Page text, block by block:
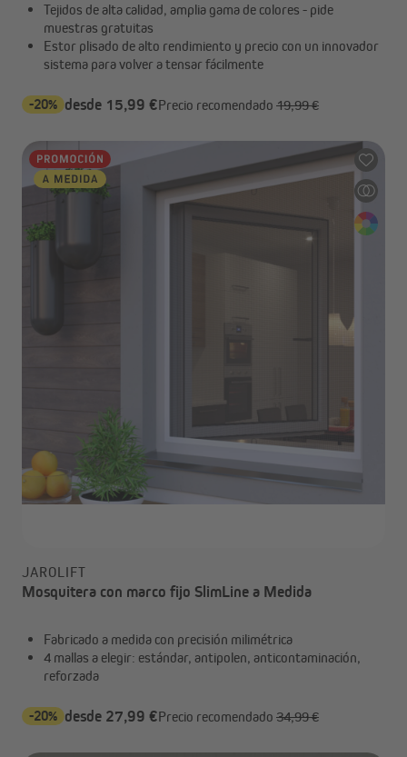
Tejidos de alta calidad, amplia gama de colores - pide
muestras gratuitas
Estor plisado de alto rendimiento y precio con un innovador
sistema para volver a tensar fácilmente
-20% desde 15,99 €Precio recomendado 19,99 €
JAROLIFT
Mosquitera con marco fijo SlimLine a Medida
Fabricado a medida con precisión milimétrica
4 mallas a elegir: estándar, antipolen, anticontaminación,
reforzada
-20% desde 27,99 €Precio recomendado 34,99 €